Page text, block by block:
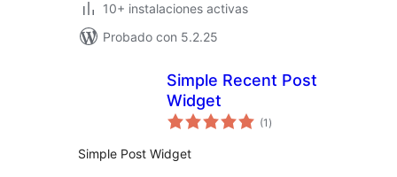
10+ instalaciones activas
Probado con 5.2.25
Simple Recent Post
Widget
(1 total
de
)
Simple Post Widget